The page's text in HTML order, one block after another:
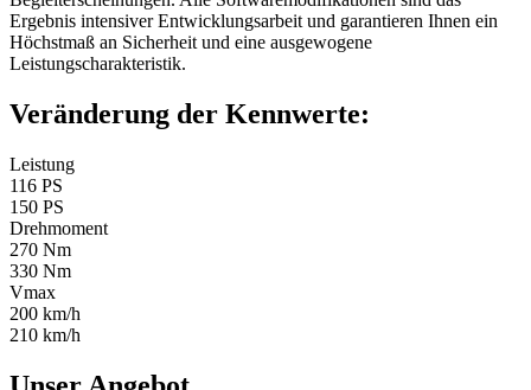
Ergebnis intensiver Entwicklungsarbeit und garantieren Ihnen ein
Höchstmaß an Sicherheit und eine ausgewogene
Leistungscharakteristik.
Veränderung der Kennwerte:
Leistung
116 PS
150 PS
Drehmoment
270 Nm
330 Nm
Vmax
200 km/h
210 km/h